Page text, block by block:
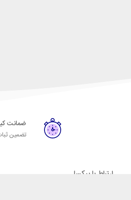
ضمانت
تضمین
ارتباط با پیکسل